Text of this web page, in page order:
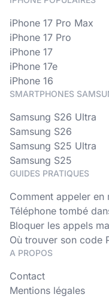
iPhone 17 Pro Max
iPhone 17 Pro
iPhone 17
iPhone 17e
iPhone 16
SMARTPHONES
Samsung S26 Ultra
Samsung S26
Samsung S25 Ultra
Samsung S25
GUIDES PRATIQUES
Comment appeler en
Téléphone tombé
Bloquer les appels
Où trouver son code
A PROPOS
Contact
Mentions légales